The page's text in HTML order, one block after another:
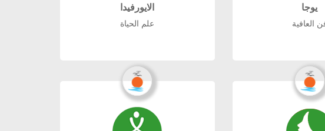
الايورفيدا
علم الحياة
يوجا
العافية